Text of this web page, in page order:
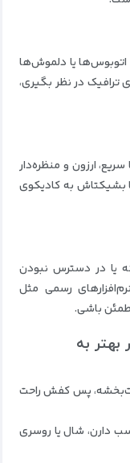
اتوبوس‌ها یا دلموش‌ها
ترافیک در نظر بگیری،
ارزون و منظره‌دار
بشیکتاش به کادیکوی
یا در دسترس نبودن
رسمی مثل
به
پس کفش راحت
دارن، شال یا روسری